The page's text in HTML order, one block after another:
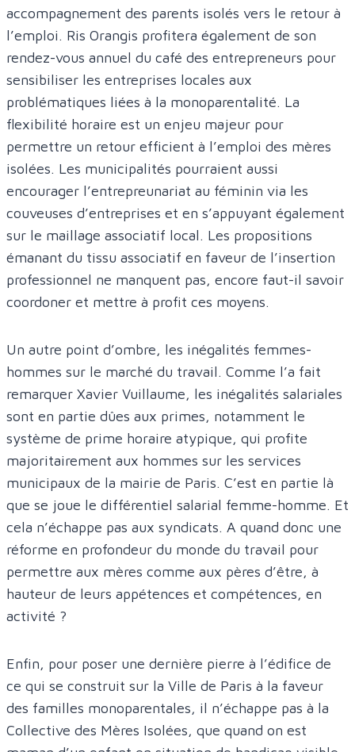
accompagnement des parents isolés vers le retour à
l’emploi. Ris Orangis profitera également de son
rendez-vous annuel du café des entrepreneurs pour
sensibiliser les entreprises locales aux
problématiques liées à la monoparentalité. La
flexibilité horaire est un enjeu majeur pour
permettre un retour efficient à l’emploi des mères
isolées. Les municipalités pourraient aussi
encourager l’entrepreunariat au féminin via les
couveuses d’entreprises et en s’appuyant également
sur le maillage associatif local. Les propositions
émanant du tissu associatif en faveur de l’insertion
professionnel ne manquent pas, encore faut-il savoir
coordoner et mettre à profit ces moyens.
Un autre point d’ombre, les inégalités femmes-
hommes sur le marché du travail. Comme l’a fait
remarquer Xavier Vuillaume, les inégalités salariales
sont en partie dûes aux primes, notamment le
système de prime horaire atypique, qui profite
majoritairement aux hommes sur les services
municipaux de la mairie de Paris. C’est en partie là
que se joue le différentiel salarial femme-homme. Et
cela n’échappe pas aux syndicats. A quand donc une
réforme en profondeur du monde du travail pour
permettre aux mères comme aux pères d’être, à
hauteur de leurs appétences et compétences, en
activité ?
Enfin, pour poser une dernière pierre à l’édifice de
ce qui se construit sur la Ville de Paris à la faveur
des familles monoparentales, il n’échappe pas à la
Collective des Mères Isolées, que quand on est